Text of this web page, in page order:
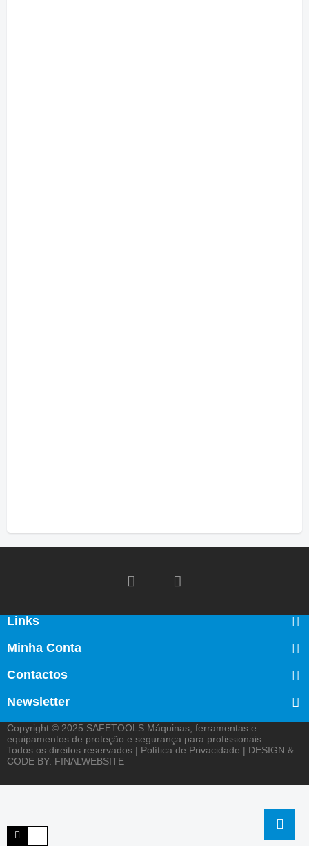
Links
Minha Conta
Contactos
Newsletter
Copyright © 2025 SAFETOOLS Máquinas, ferramentas e
equipamentos de proteção e segurança para profissionais
Todos os direitos reservados | Política de Privacidade | DESIGN &
CODE BY: FINALWEBSITE